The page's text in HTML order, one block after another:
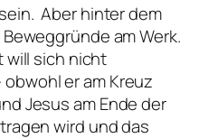
Aber hinter dem
am Werk.
will sich nicht
er am Kreuz
Jesus am Ende der
wird und das